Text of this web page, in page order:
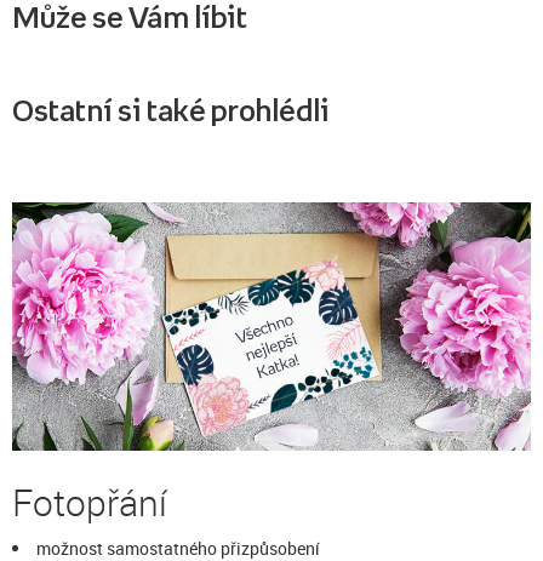
Může se Vám líbit
Ostatní si také prohlédli
Fotopřání
možnost samostatného přizpůsobení